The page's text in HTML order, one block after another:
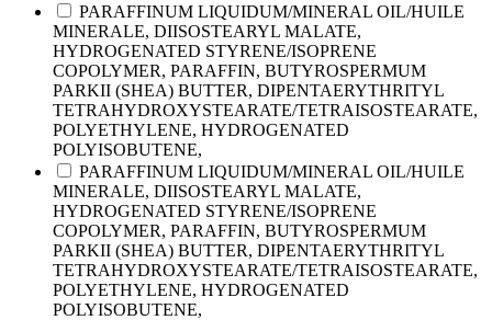
PARAFFINUM LIQUIDUM/MINERAL OIL/HUILE
MINERALE, DIISOSTEARYL MALATE,
HYDROGENATED STYRENE/ISOPRENE
COPOLYMER, PARAFFIN, BUTYROSPERMUM
PARKII (SHEA) BUTTER, DIPENTAERYTHRITYL
TETRAHYDROXYSTEARATE/TETRAISOSTEARATE,
POLYETHYLENE, HYDROGENATED
POLYISOBUTENE,
PARAFFINUM LIQUIDUM/MINERAL OIL/HUILE
MINERALE, DIISOSTEARYL MALATE,
HYDROGENATED STYRENE/ISOPRENE
COPOLYMER, PARAFFIN, BUTYROSPERMUM
PARKII (SHEA) BUTTER, DIPENTAERYTHRITYL
TETRAHYDROXYSTEARATE/TETRAISOSTEARATE,
POLYETHYLENE, HYDROGENATED
POLYISOBUTENE,